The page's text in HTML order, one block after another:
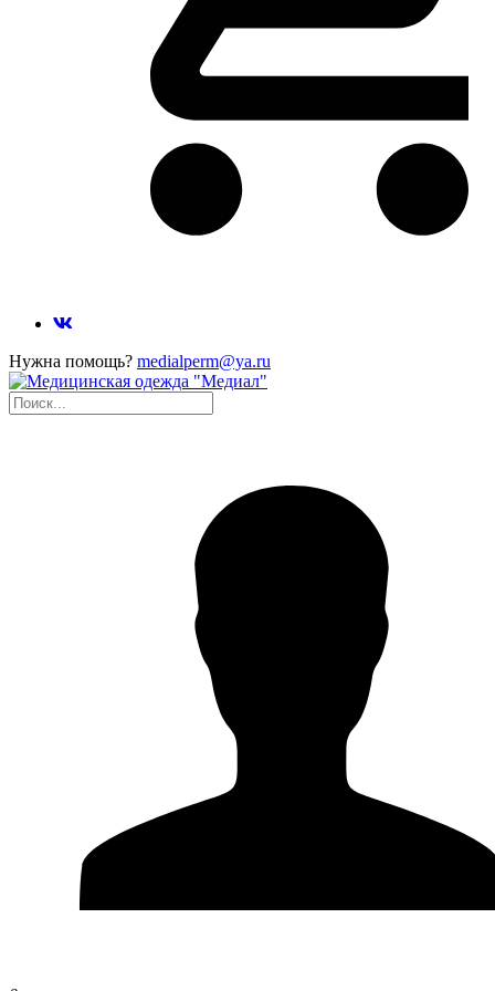
Нужна помощь? medialperm@ya.ru